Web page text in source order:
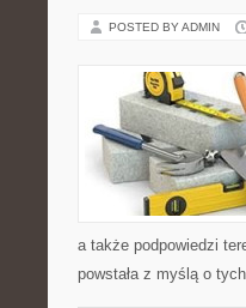
POSTED BY ADMIN
a także podpowiedzi
powstała z myślą o